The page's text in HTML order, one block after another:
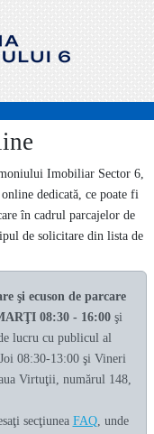
Imobiliar Sector 6,
dedicată, ce poate fi
în cadrul parcajelor de
de solicitare din lista de
şi ecuson de parcare
08:30 - 16:00şi
lucru cu publicul al
08:30-13:00 şi Vineri
Virtuţii, numărul 148,
secţiunea FAQ, unde